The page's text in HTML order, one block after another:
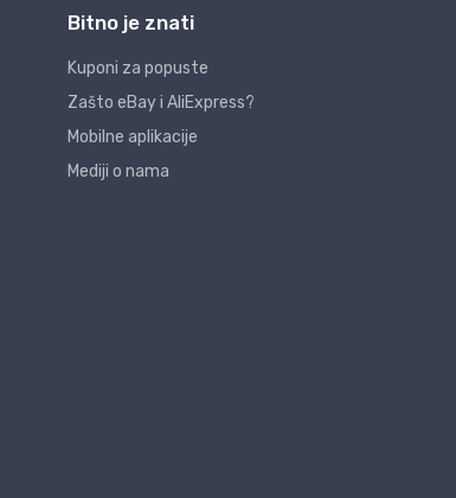
Bitno je znati
Kuponi za popuste
Zašto eBay i AliExpress?
Mobilne aplikacije
Mediji o nama